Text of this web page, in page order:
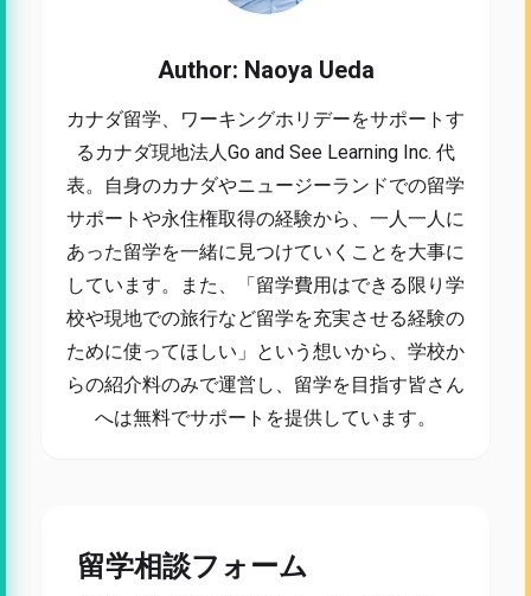
Author: Naoya Ueda
カナダ留学、ワーキングホリデーをサポートす
るカナダ現地法人Go and See Learning Inc. 代
表。自身のカナダやニュージーランドでの留学
サポートや永住権取得の経験から、一人一人に
あった留学を一緒に見つけていくことを大事に
しています。また、「留学費用はできる限り学
校や現地での旅行など留学を充実させる経験の
ために使ってほしい」という想いから、学校か
らの紹介料のみで運営し、留学を目指す皆さん
へは無料でサポートを提供しています。
留学相談フォーム